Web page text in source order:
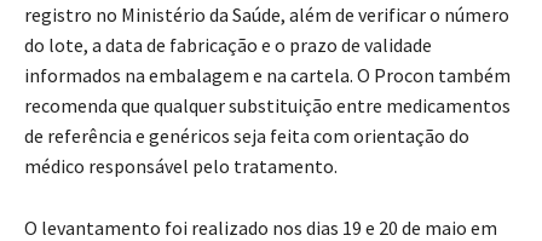
registro no Ministério da Saúde, além de verificar o número
do lote, a data de fabricação e o prazo de validade
informados na embalagem e na cartela. O Procon também
recomenda que qualquer substituição entre medicamentos
de referência e genéricos seja feita com orientação do
médico responsável pelo tratamento.
O levantamento foi realizado nos dias 19 e 20 de maio em